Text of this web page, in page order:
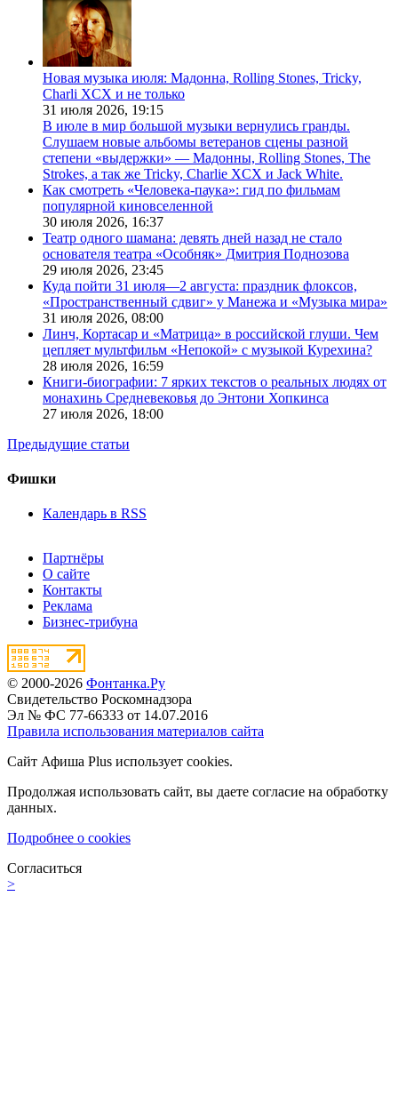
Новая музыка июля: Мадонна, Rolling Stones, Tricky,
Charli XCX и не только
31 июля 2026, 19:15
В июле в мир большой музыки вернулись гранды.
Слушаем новые альбомы ветеранов сцены разной
степени «выдержки» — Мадонны, Rolling Stones, The
Strokes, а так же Tricky, Charlie XCX и Jack White.
Как смотреть «Человека-паука»: гид по фильмам
популярной киновселенной
30 июля 2026, 16:37
Театр одного шамана: девять дней назад не стало
основателя театра «Особняк» Дмитрия Поднозова
29 июля 2026, 23:45
Куда пойти 31 июля—2 августа: праздник флоксов,
«Пространственный сдвиг» у Манежа и «Музыка мира»
31 июля 2026, 08:00
Линч, Кортасар и «Матрица» в российской глуши. Чем
цепляет мультфильм «Непокой» с музыкой Курехина?
28 июля 2026, 16:59
Книги-биографии: 7 ярких текстов о реальных людях от
монахинь Средневековья до Энтони Хопкинса
27 июля 2026, 18:00
Предыдущие статьи
Фишки
Календарь в RSS
Партнёры
О сайте
Контакты
Реклама
Бизнес-трибуна
© 2000-2026 Фонтанка.Ру
Свидетельство Роскомнадзора
Эл № ФС 77-66333 от 14.07.2016
Правила использования материалов сайта
Сайт Афиша Plus использует cookies.
Продолжая использовать сайт, вы даете согласие на обработку
данных.
Подробнее о cookies
Согласиться
>